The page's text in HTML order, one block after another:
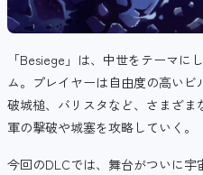
「Besiege」は、中世をテーマに
ム。プレイヤーは自由度の高い
破城槌、バリスタなど、さまざ
軍の撃破や城塞を攻略していく。
今回のDLCでは、舞台がついに宇